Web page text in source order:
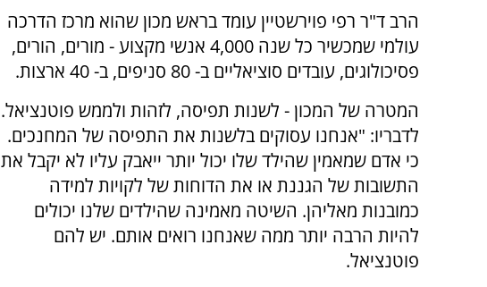
הרב ד"ר רפי פוירשטיין עומד בראש מכון שהוא מרכז הדרכה
עולמי שמכשיר כל שנה 4,000 אנשי מקצוע - מורים, הורים,
פסיכולוגים, עובדים סוציאליים ב- 80 סניפים, ב- 40 ארצות.
המטרה של המכון - לשנות תפיסה, לזהות ולממש פוטנציאל.
לדבריו: "אנחנו עסוקים בלשנות את התפיסה של המחנכים.
כי אדם שמאמין שהילד שלו יכול יותר ייאבק עליו לא יקבל את
התשובות של הגננת או את הדוחות של לקויות למידה
כמובנות מאליהן. השיטה מאמינה שהילדים שלנו יכולים
להיות הרבה יותר ממה שאנחנו רואים אותם. יש להם
פוטנציאל.